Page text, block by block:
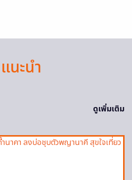
แนะนำ
ดูเพิ่มเติม